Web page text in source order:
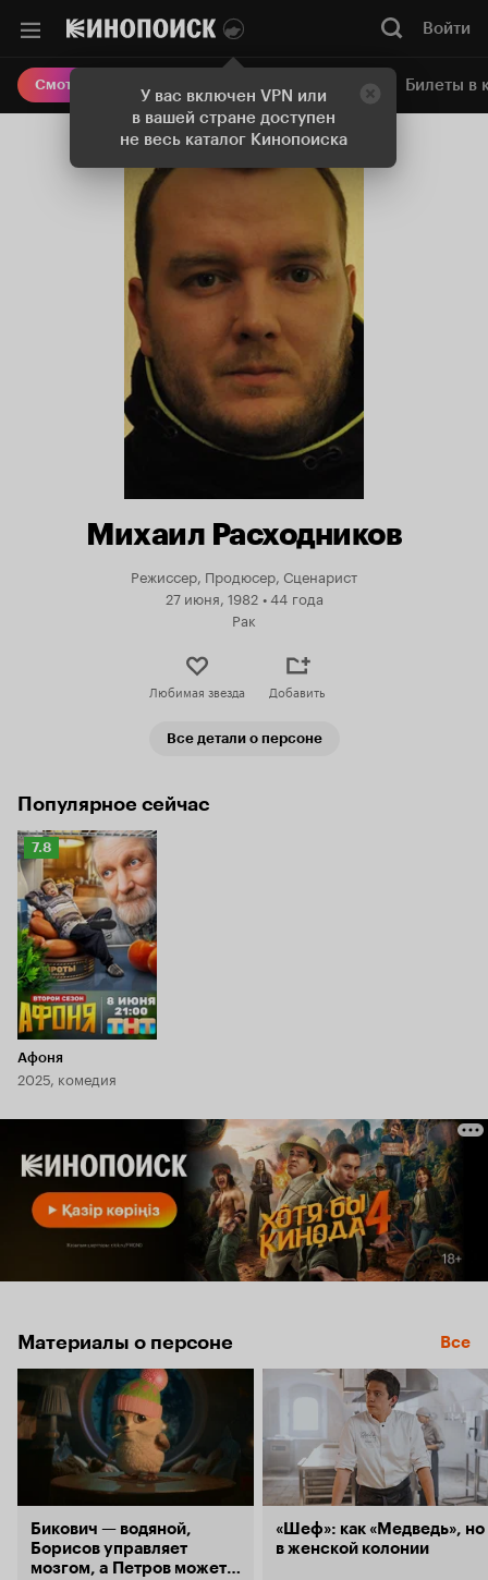
У вас включен VPN или
в вашей стране доступен
не весь каталог Кинопоиска
Войти
Смотреть кино Онлайн-кинотеатр Билеты в
Михаил Расходников
Режиссер, Продюсер, Сценарист
27 июня, 1982 •44 года
Рак
Любимая звезда Добавить
Все детали о персоне
Популярное сейчас
Рейтинг
Кинопоиска
7.8
7.8
Афоня
2025, комедия
Материалы о персоне Все
Бикович — водяной,
Борисов управляет
мозгом, а Петров может
«Шеф»: как «Медведь», но
в женской колонии